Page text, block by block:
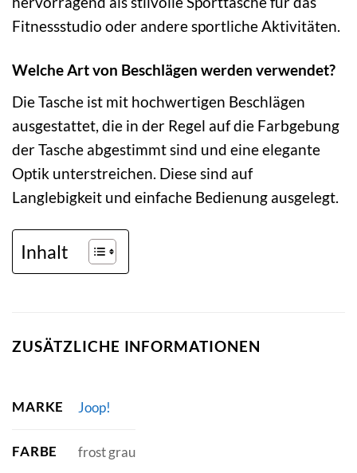
Fitnessstudio oder andere sportliche Aktivitäten.
Welche Art von Beschlägen werden verwendet?
Die Tasche ist mit hochwertigen Beschlägen
ausgestattet, die in der Regel auf die Farbgebung
der Tasche abgestimmt sind und eine elegante
Optik unterstreichen. Diese sind auf
Langlebigkeit und einfache Bedienung ausgelegt.
Inhalt
ZUSÄTZLICHE INFORMATIONEN
MARKE Joop!
FARBE frost grau